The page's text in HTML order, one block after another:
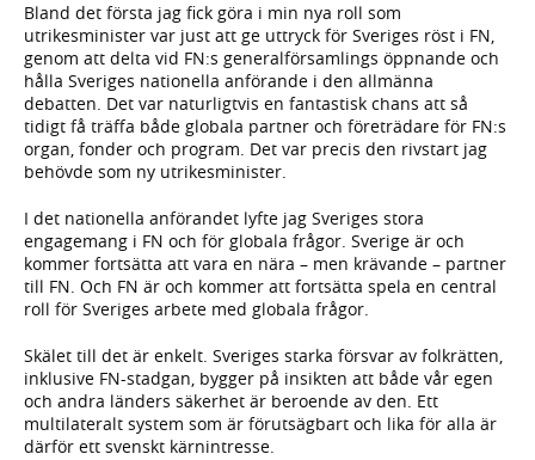
Bland det första jag fick göra i min nya roll som
utrikesminister var just att ge uttryck för Sveriges röst i FN,
genom att delta vid FN:s generalförsamlings öppnande och
hålla Sveriges nationella anförande i den allmänna
debatten. Det var naturligtvis en fantastisk chans att så
tidigt få träffa både globala partner och företrädare för FN:s
organ, fonder och program. Det var precis den rivstart jag
behövde som ny utrikesminister.
I det nationella anförandet lyfte jag Sveriges stora
engagemang i FN och för globala frågor. Sverige är och
kommer fortsätta att vara en nära – men krävande – partner
till FN. Och FN är och kommer att fortsätta spela en central
roll för Sveriges arbete med globala frågor.
Skälet till det är enkelt. Sveriges starka försvar av folkrätten,
inklusive FN-stadgan, bygger på insikten att både vår egen
och andra länders säkerhet är beroende av den. Ett
multilateralt system som är förutsägbart och lika för alla är
därför ett svenskt kärnintresse.